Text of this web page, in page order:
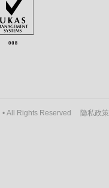
• All Rights Reserved 隐私政策